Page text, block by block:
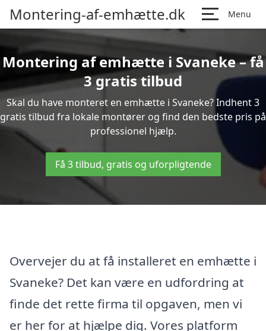
Montering-af-emhætte.dk Menu
Montering af emhætte i Svaneke – få
3 gratis tilbud
Skal du have monteret en emhætte i Svaneke? Indhent 3
gratis tilbud fra lokale montører og find den bedste pris på
professionel hjælp.
Få 3 tilbud, gratis og uforpligtende
Overvejer du at få installeret en emhætte i
Svaneke? Det kan være en udfordring at
finde det rette firma til opgaven, men vi
er her for at hjælpe dig. Vores platform